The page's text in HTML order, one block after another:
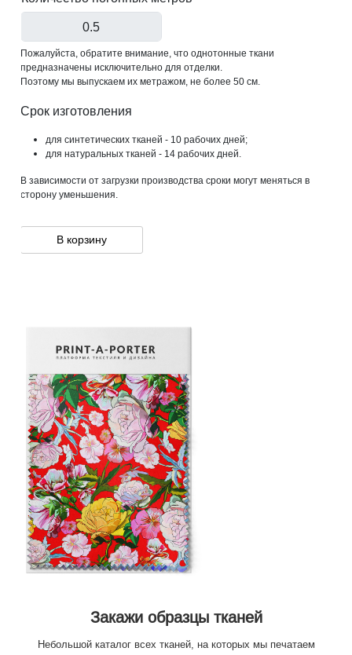
Пожалуйста, обратите внимание, что однотонные ткани
предназначены исключительно для отделки.
Поэтому мы выпускаем их метражом, не более 50 см.
Срок изготовления
для синтетических тканей - 10 рабочих дней;
для натуральных тканей - 14 рабочих дней.
В зависимости от загрузки производства сроки могут меняться в
сторону уменьшения.
В корзину
Закажи образцы тканей
Небольшой каталог всех тканей, на которых мы печатаем